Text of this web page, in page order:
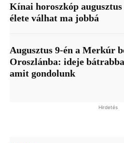
Kínai horoszkóp
élete válhat ma jobbá
Augusztus 9-én a Merkúr
Oroszlánba: ideje
amit gondolunk
Hirdetés